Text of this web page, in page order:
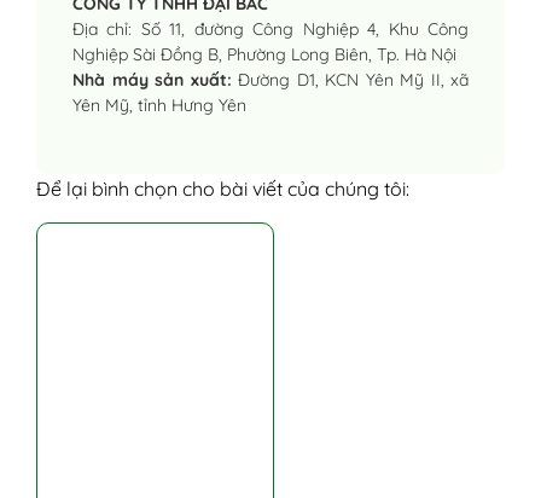
Địa chỉ: Số 11, đường Công Nghiệp 4, Khu Công
Nghiệp Sài Đồng B, Phường Long Biên, Tp. Hà Nội
Nhà máy sản xuất: Đường D1, KCN Yên Mỹ II, xã
Yên Mỹ, tỉnh Hưng Yên
Để lại bình chọn cho bài viết của chúng tôi: